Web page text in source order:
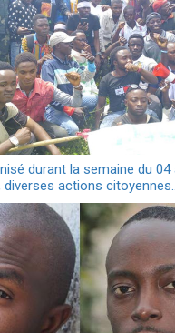
durant la semaine du 04
diverses actions